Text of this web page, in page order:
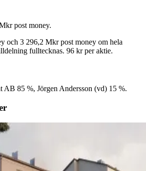
post money.
och 3 296,2 Mkr post money om hela
fulltecknas. 96 kr per aktie.
AB 85 %, Jörgen Andersson (vd) 15 %.